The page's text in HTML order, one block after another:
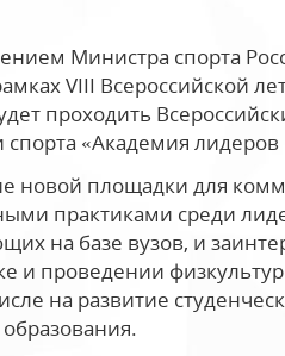
Министра спорта
VIII Всероссийской
проходить
«Академия
новой площадки для
практиками среди
на базе вузов, и
и проведении
на развитие